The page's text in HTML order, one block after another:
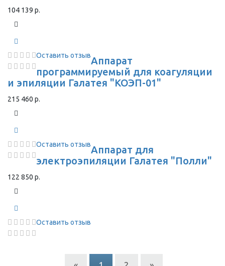
104 139 р.
Оставить отзывАппарат
программируемый для коагуляции
и эпиляции Галатея "КОЭП-01"
215 460 р.
Оставить отзывАппарат для
электроэпиляции Галатея "Полли"
122 850 р.
Оставить отзыв